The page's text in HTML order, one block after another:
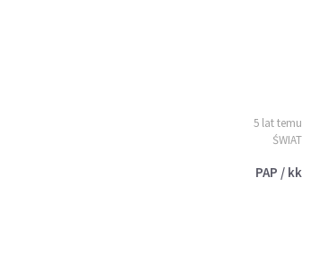
5 lat temu
ŚWIAT
PAP / kk